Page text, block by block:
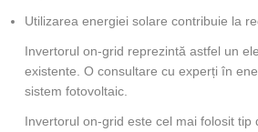
Utilizarea energiei solare contribuie la
Invertorul on-grid reprezintă astfel un
existente. O consultare cu experți în
sistem fotovoltaic.
Invertorul on-grid este cel mai folosit